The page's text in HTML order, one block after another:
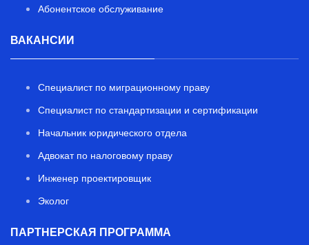
Абонентское обслуживание
ВАКАНСИИ
Специалист по миграционному праву
Специалист по стандартизации и сертификации
Начальник юридического отдела
Адвокат по налоговому праву
Инженер проектировщик
Эколог
ПАРТНЕРСКАЯ ПРОГРАММА